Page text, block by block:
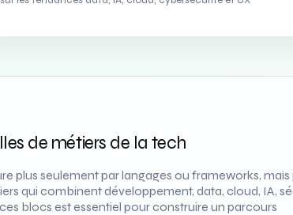
de métiers de la tech
plus seulement par langages ou frameworks, mais
qui combinent développement, data, cloud, IA,
blocs est essentiel pour construire un parcours